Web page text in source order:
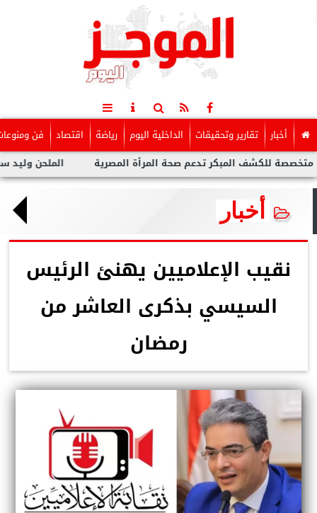
أخبار تقارير وتحقيقات الداخلية اليوم رياضة اقتصاد فن
الملحن وليد سعد : أزمة المبكر تدعم صحة المرأة المصرية
أخبار
نقيب الإعلاميين يهنئ الرئيس
السيسي بذكرى العاشر من
رمضان